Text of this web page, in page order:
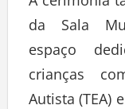
da Sala
espaço
crianças
Autista (TEA)